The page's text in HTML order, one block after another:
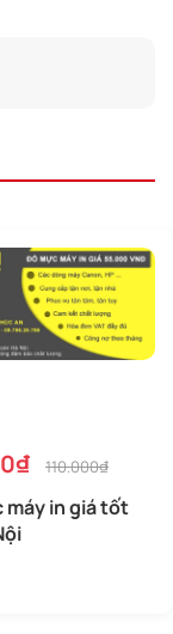
110.000₫
máy in giá tốt